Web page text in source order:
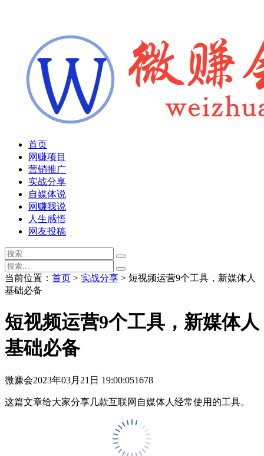
首页
网赚项目
营销推广
实战分享
自媒体说
网赚我说
人生感悟
网友投稿
当前位置： 首页 > 实战分享 > 短视频运营9个工具，新媒体人
基础必备
短视频运营9个工具，新媒体人
基础必备
微赚会2023年03月21日 19:00:051678
这篇文章给大家分享几款互联网自媒体人经常使用的工具。